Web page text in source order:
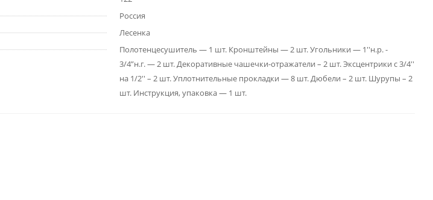
Россия
Лесенка
Полотенцесушитель — 1 шт. Кронштейны — 2 шт. Угольники — 1''н.р. -
3/4”н.г. — 2 шт. Декоративные чашечки-отражатели – 2 шт. Эксцентрики с 3/4''
на 1/2'' – 2 шт. Уплотнительные прокладки — 8 шт. Дюбели – 2 шт. Шурупы – 2
шт. Инструкция, упаковка — 1 шт.